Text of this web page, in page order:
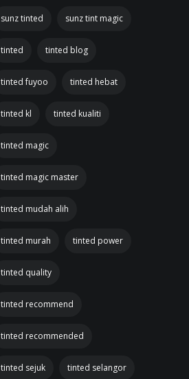
sunz tinted sunz tint magic
tinted tinted blog
tinted fuyoo tinted hebat
tinted kl tinted kualiti
tinted magic
tinted magic master
tinted mudah alih
tinted murah tinted power
tinted quality
tinted recommend
tinted recommended
tinted sejuk tinted selangor